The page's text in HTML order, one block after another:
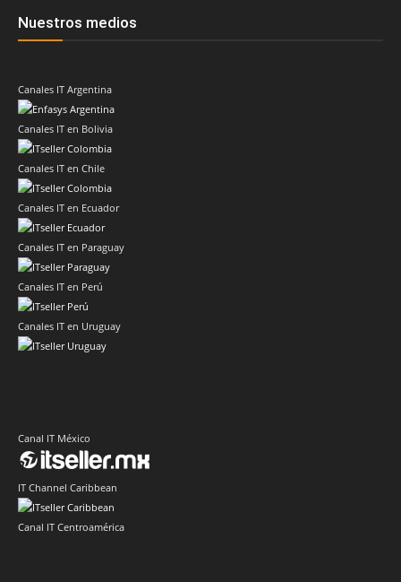
Nuestros medios
Canales IT Argentina
Canales IT en Bolivia
Canales IT en Chile
Canales IT en Ecuador
Canales IT en Paraguay
Canales IT en Perú
Canales IT en Uruguay
Canal IT México
IT Channel Caribbean
Canal IT Centroamérica